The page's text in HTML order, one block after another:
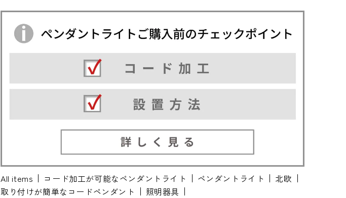
All items コード加工が可能なペンダントライト ペンダントライト
北欧
取り付けが簡単なコードペンダント
照明器具